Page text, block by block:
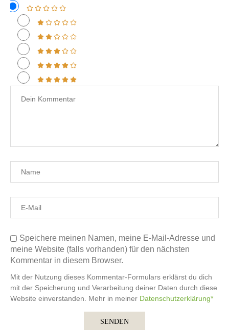
Speichere meinen Namen, meine E-Mail-Adresse und
meine Website (falls vorhanden) für den nächsten
Kommentar in diesem Browser.
Mit der Nutzung dieses Kommentar-Formulars erklärst du dich
mit der Speicherung und Verarbeitung deiner Daten durch diese
Website einverstanden. Mehr in meiner Datenschutzerklärung*